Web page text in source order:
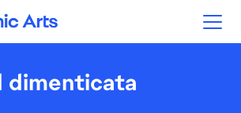
Arts
dimenticata